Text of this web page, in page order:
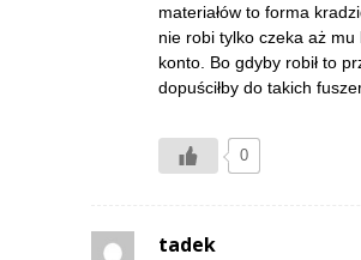
materiałów to forma
nie robi tylko czeka aż mu
konto. Bo gdyby robił to
dopuściłby do takich
0
tadek